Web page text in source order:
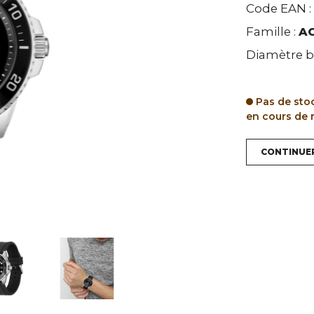
Code EAN :
Famille :
Diamètre
Pas de
en cours de